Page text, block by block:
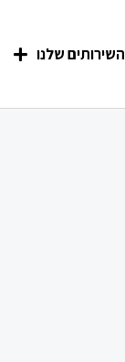
השירותים שלנו